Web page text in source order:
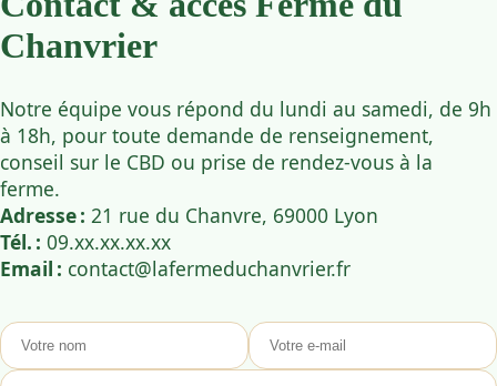
Chanvrier
Notre équipe vous répond du lundi au samedi, de 9h
à 18h, pour toute demande de renseignement,
conseil sur le CBD ou prise de rendez-vous à la
ferme.
Adresse : 21 rue du Chanvre, 69000 Lyon
Tél. : 09.xx.xx.xx.xx
Email : contact@lafermeduchanvrier.fr